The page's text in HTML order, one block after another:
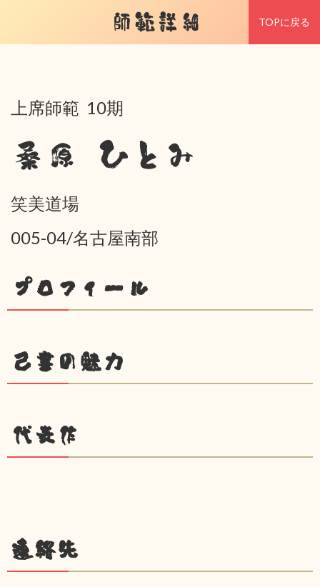
師範詳細 TOPに戻る
上席師範 10期
桑原 ひとみ
笑美道場
005-04/名古屋南部
プロフィール
己書の魅力
代表作
連絡先